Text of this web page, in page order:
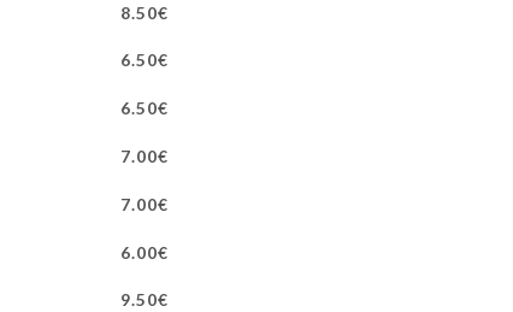
8.50€
6.50€
6.50€
7.00€
7.00€
6.00€
9.50€